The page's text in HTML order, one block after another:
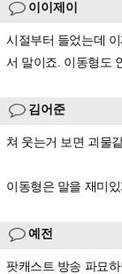
이이제이
시절부터 들었는데
서 말이죠. 이동형도
김어준
쳐 웃는거 보면 괴물
이동형은 말을 재미
예전
팟캐스트 방송 파묘